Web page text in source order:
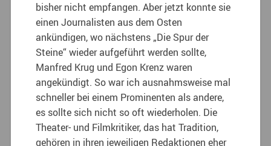
bisher nicht empfangen. Aber jetzt konnte sie
einen Journalisten aus dem Osten
ankündigen, wo nächstens „Die Spur der
Steine“ wieder aufgeführt werden sollte,
Manfred Krug und Egon Krenz waren
angekündigt. So war ich ausnahmsweise mal
schneller bei einem Prominenten als andere,
es sollte sich nicht so oft wiederholen. Die
Theater- und Filmkritiker, das hat Tradition,
gehören in ihren jeweiligen Redaktionen eher